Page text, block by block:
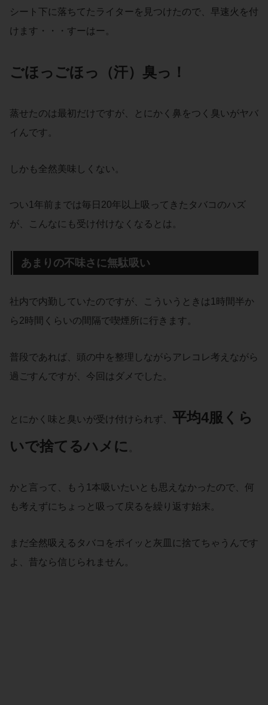
シート下に落ちてたライターを見つけたので、早速火を付
けます・・・すーはー。
ごほっごほっ（汗）臭っ！
蒸せたのは最初だけですが、とにかく鼻をつく臭いがヤバ
イんです。
しかも全然美味しくない。
つい1年前までは毎日20年以上吸ってきたタバコのハズ
が、こんなにも受け付けなくなるとは。
あまりの不味さに無駄吸い
社内で内勤していたのですが、こういうときは1時間半か
ら2時間くらいの間隔で喫煙所に行きます。
普段であれば、頭の中を整理しながらアレコレ考えながら
過ごすんですが、今回はダメでした。
とにかく味と臭いが受け付けられず、 平均4服くら
いで捨てるハメに
かと言って、もう1本吸いたいとも思えなかったので、何
も考えずにちょっと吸って戻るを繰り返す始末。
まだ全然吸えるタバコをポイッと灰皿に捨てちゃうんです
よ、昔なら信じられません。